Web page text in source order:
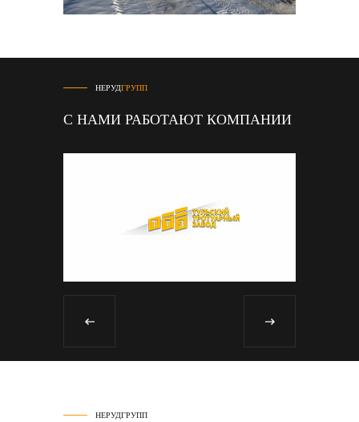
НЕРУДГРУПП
С НАМИ РАБОТАЮТ КОМПАНИИ
НЕРУДГРУПП